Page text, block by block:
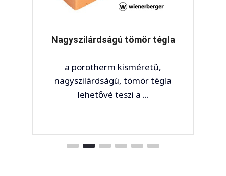
Nagyszilárdságú tömör tégla
a porotherm kisméretű,
nagyszilárdságú, tömör tégla
lehetővé teszi a ...